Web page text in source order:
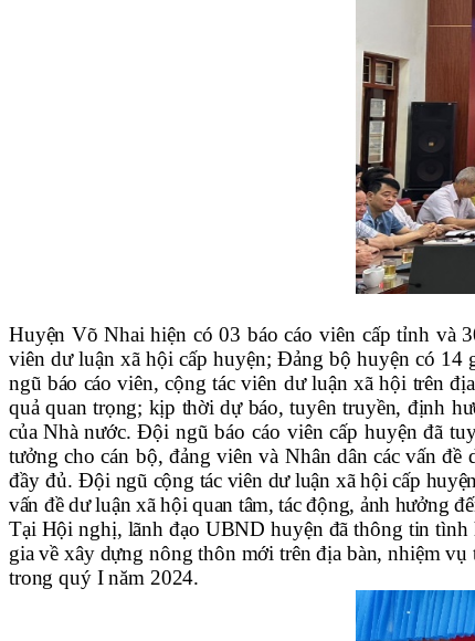
Huyện Võ Nhai hiện có 03 báo cáo viên cấp tỉnh và
viên dư luận xã hội cấp huyện; Đảng bộ huyện có
ngũ báo cáo viên, cộng tác viên dư luận xã hội trên
quả quan trọng; kịp thời dự báo, tuyên truyền, định
của Nhà nước. Đội ngũ báo cáo viên cấp huyện đã
tưởng cho cán bộ, đảng viên và Nhân dân các vấn
đầy đủ.Đội ngũ cộng tác viên dư luận xã hội cấp
vấn đề dư luận xã hội quan tâm, tác động, ảnh hưởng
Tại Hội nghị, lãnh đạo UBND huyện đã thông tin tình
gia về xây dựng nông thôn mới trên địa bàn, nhiệm
trong quý I năm 2024.